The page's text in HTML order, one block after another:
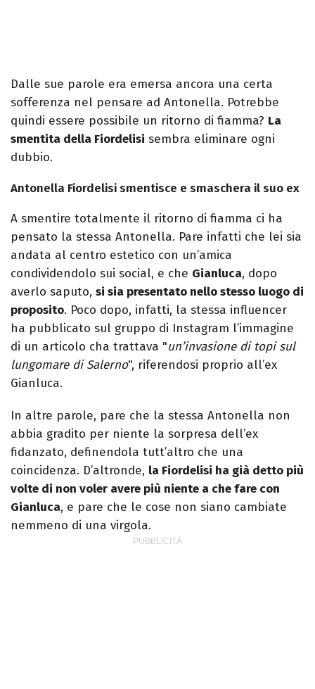
Dalle sue parole era emersa ancora una certa
sofferenza nel pensare ad Antonella. Potrebbe
quindi essere possibile un ritorno di fiamma? La
smentita della Fiordelisi sembra eliminare ogni
dubbio.
Antonella Fiordelisi smentisce e smaschera il suo ex
A smentire totalmente il ritorno di fiamma ci ha
pensato la stessa Antonella. Pare infatti che lei sia
andata al centro estetico con un’amica
condividendolo sui social, e che Gianluca, dopo
averlo saputo, si sia presentato nello stesso luogo di
proposito. Poco dopo, infatti, la stessa influencer
ha pubblicato sul gruppo di Instagram l’immagine
di un articolo cha trattava "un’invasione di topi sul
lungomare di Salerno", riferendosi proprio all’ex
Gianluca.
In altre parole, pare che la stessa Antonella non
abbia gradito per niente la sorpresa dell’ex
fidanzato, definendola tutt’altro che una
coincidenza. D’altronde, la Fiordelisi ha già detto più
volte di non voler avere più niente a che fare con
Gianluca, e pare che le cose non siano cambiate
nemmeno di una virgola.